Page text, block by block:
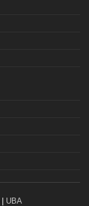
UBA